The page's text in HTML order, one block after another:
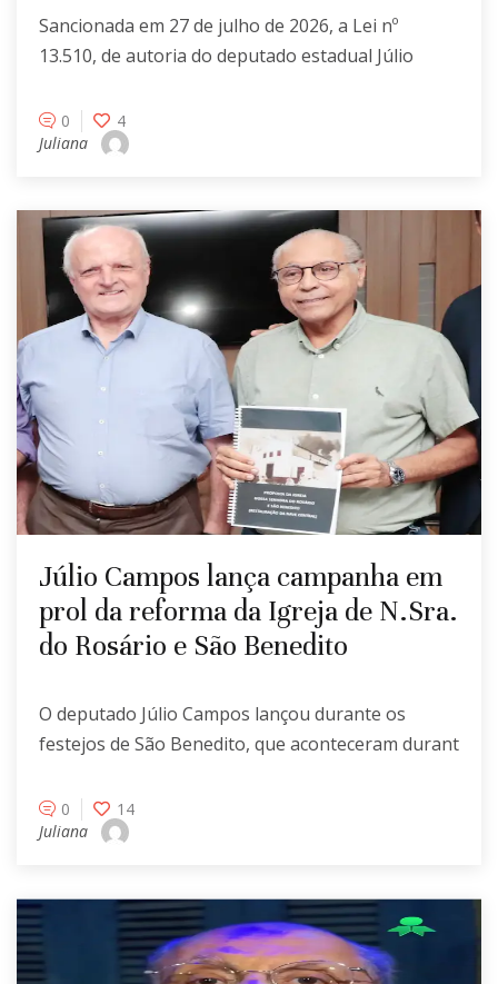
Sancionada em 27 de julho de 2026, a Lei nº
13.510, de autoria do deputado estadual Júlio
0
4
Juliana
Júlio Campos lança campanha em
prol da reforma da Igreja de N.Sra.
do Rosário e São Benedito
O deputado Júlio Campos lançou durante os
festejos de São Benedito, que aconteceram durant
0
14
Juliana